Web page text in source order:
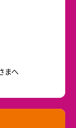
まへ